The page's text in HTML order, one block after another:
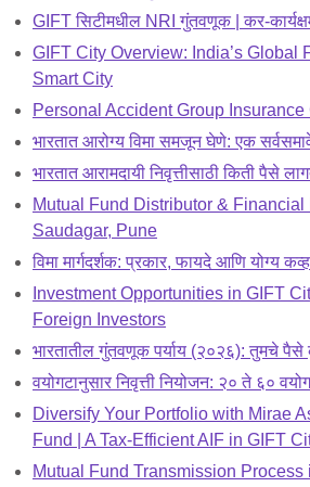
GIFT सिटीमधील NRI गुंतवणूक | कर-
GIFT City Overview: India’s Global
Smart City
Personal Accident Group Insurance
भारतात आरोग्य विमा समजून घेणे: एक
भारतात आरामदायी निवृत्तीसाठी किती पैसे
Mutual Fund Distributor &
Saudagar, Pune
विमा मार्गदर्शक: प्रकार, फायदे आणि योग्य
Investment Opportunities in GIFT
Foreign Investors
भारतातील गुंतवणूक पर्याय (२०२६): तुमचे
वयोगटानुसार निवृत्ती नियोजन: २० ते ६०
Diversify Your Portfolio with Mirae
Fund | A Tax-Efficient AIF in GIFT
Mutual Fund Transmission Process